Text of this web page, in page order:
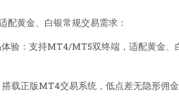
黄金、白银常规交易需求：
验：支持MT4/MT5双终端，适配黄金、
载正版MT4交易系统，低点差无隐形佣金